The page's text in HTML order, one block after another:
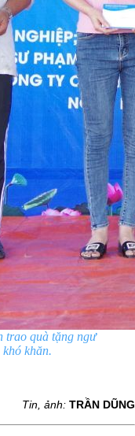
trao quà tặng ngư
khăn.
Tin, ảnh: TRẦN DŨNG